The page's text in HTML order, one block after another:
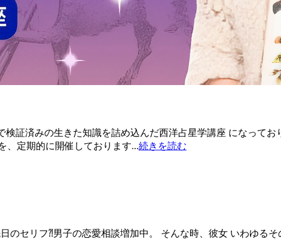
証済みの生きた知識を詰め込んだ西洋占星学講座 になって
、定期的に開催しております...続きを読む
のセリフ⁈男子の恋愛相談増加中。 そんな時、彼女 いわゆるそ